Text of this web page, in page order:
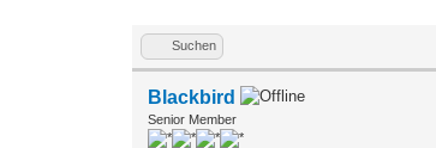
Suchen
Blackbird
Senior Member